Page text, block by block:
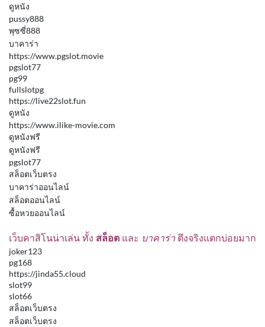
ดูหนัง
pussy888
พุซซี่888
บาคาร่า
https://www.pgslot.movie
pgslot77
pg99
fullslotpg
https://live22slot.fun
ดูหนัง
https://www.ilike-movie.com
ดูหนังฟรี
ดูหนังฟรี
pgslot77
สล็อตเว็บตรง
บาคาร่าออนไลน์
สล็อตออนไลน์
ซื้อหวยออนไลน์
เว็บคาสิโนน่าเล่น ทั้ง สล็อต และ บาคาร่า ตึงจริงแตกบ่อยมาก
joker123
pg168
https://jinda55.cloud
slot99
slot66
สล็อตเว็บตรง
สล็อตเว็บตรง